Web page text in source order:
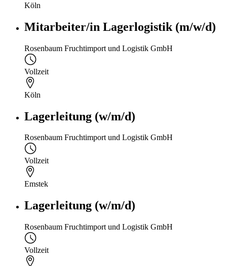
Köln
Mitarbeiter/in Lagerlogistik (m/w/d)
Rosenbaum Fruchtimport und Logistik GmbH
Vollzeit
Köln
Lagerleitung (w/m/d)
Rosenbaum Fruchtimport und Logistik GmbH
Vollzeit
Emstek
Lagerleitung (w/m/d)
Rosenbaum Fruchtimport und Logistik GmbH
Vollzeit